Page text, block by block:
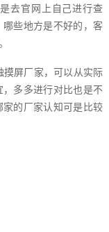
去官网上自己进行查
些地方是不好的，客
摸屏厂家，可以从实际
多多进行对比也是不
的厂家认知可是比较